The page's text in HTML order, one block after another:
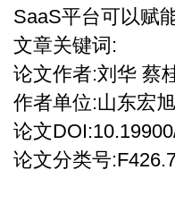
SaaS平台可以赋
文章关键词:
论文作者:刘华 蔡
作者单位:山东宏
论文
论文分类号